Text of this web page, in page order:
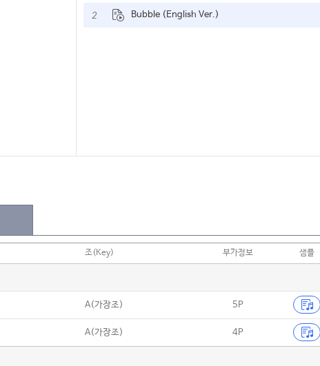
2 Bubble (English Ver.)
조(Key) 부가정보 샘플
A(가장조) 5P
A(가장조) 4P